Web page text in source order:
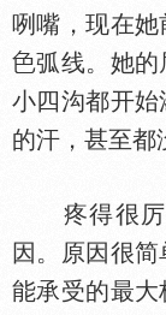
咧嘴，现在
弧线。她的
小四沟都开始
的汗，甚至都
疼得很厉
因。原因很
能承受的最